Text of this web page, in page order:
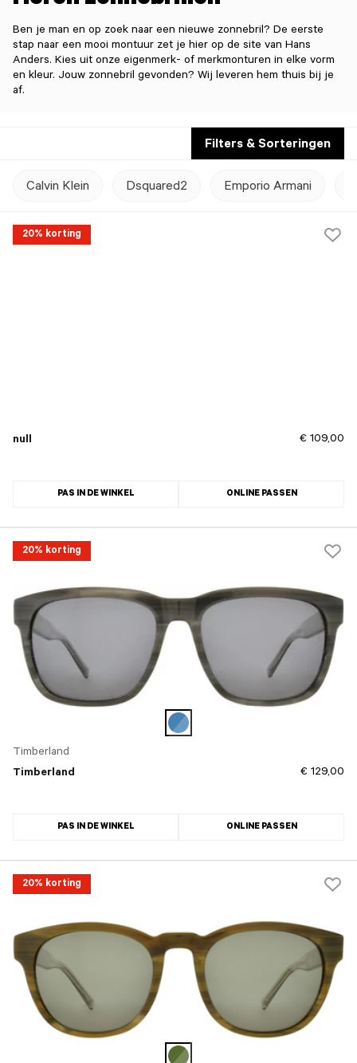
Ben je man en op zoek naar een nieuwe zonnebril? De eerste
stap naar een mooi montuur zet je hier op de site van Hans
Anders. Kies uit onze eigenmerk- of merkmonturen in elke vorm
en kleur. Jouw zonnebril gevonden? Wij leveren hem thuis bij je
af.
Filters & Sorteringen
Calvin Klein Dsquared2 Emporio Armani
20% korting
null € 109,00
PAS IN DE WINKEL ONLINE PASSEN
20% korting
Timberland
Timberland
€ 129,00
PAS IN DE WINKEL ONLINE PASSEN
20% korting